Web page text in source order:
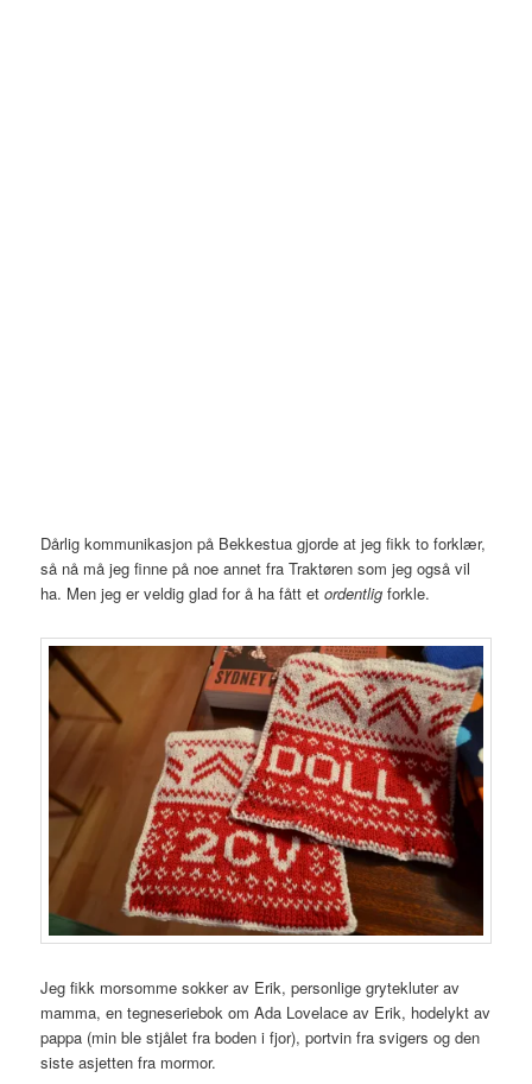
Dårlig kommunikasjon på Bekkestua gjorde at jeg fikk to forklær,
så nå må jeg finne på noe annet fra Traktøren som jeg også vil
ha. Men jeg er veldig glad for å ha fått etordentlig forkle.
Jeg fikk morsomme sokker av Erik, personlige grytekluter av
mamma, en tegneseriebok om Ada Lovelace av Erik, hodelykt av
pappa (min ble stjålet fra boden i fjor), portvin fra svigers og den
siste asjetten fra mormor.